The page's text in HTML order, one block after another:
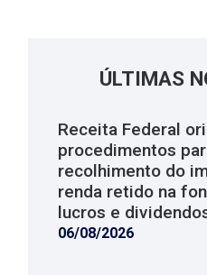
ÚLTIMAS
Receita Federal
procedimentos
recolhimento do
renda retido na
lucros e
06/08/2026